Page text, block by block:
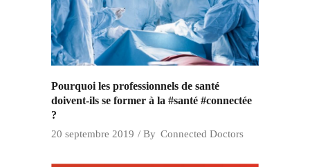
Pourquoi les professionnels de santé
doivent-ils se former à la #santé #connectée
?
20 septembre 2019 By Connected Doctors